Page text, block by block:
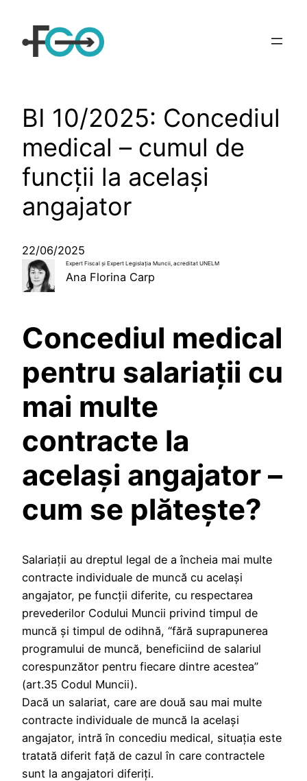
conținut
BI 10/2025: Concediul
medical – cumul de
funcţii la același
angajator
22/06/2025
Expert Fiscal și Expert Legislaţia Muncii, acreditat UNELM
Ana Florina Carp
Concediul medical
pentru salariații cu
mai multe
contracte la
același angajator –
cum se plătește?
Salariații au dreptul legal de a încheia mai multe
contracte individuale de muncă cu același
angajator, pe funcții diferite, cu respectarea
prevederilor Codului Muncii privind timpul de
muncă și timpul de odihnă, “fără suprapunerea
programului de muncă, beneficiind de salariul
corespunzător pentru fiecare dintre acestea”
(art.35 Codul Muncii).
Dacă un salariat, care are două sau mai multe
contracte individuale de muncă la același
angajator, intră în concediu medical, situația este
tratată diferit față de cazul în care contractele
sunt la angajatori diferiți.